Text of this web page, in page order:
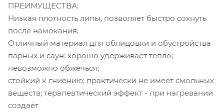
ПРЕИМУЩЕСТВА:
Низкая плотность липы, позволяет быстро сохнуть
после намокания;
Отличный материал для облицовки и обустройства
парных и саун: хорошо удерживает тепло;
невозможно обжечься;
стойкий к гниению; практически не имеет смольных
веществ; терапевтический эффект - при нагревании
создаёт